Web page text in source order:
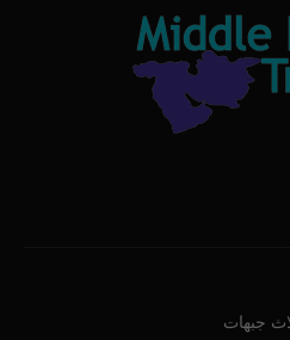
جبهات